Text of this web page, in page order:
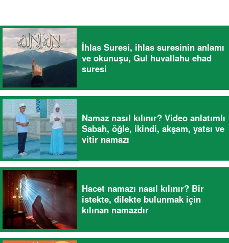
İhlas Suresi, ihlas suresinin anlamı
ve okunuşu, Gul huvallahu ehad
suresi
Namaz nasıl kılınır? Video anlatımlı
Sabah, öğle, ikindi, akşam, yatsı ve
vitir namazı
Hacet namazı nasıl kılınır? Bir
istekte, dilekte bulunmak için
kılınan namazdır